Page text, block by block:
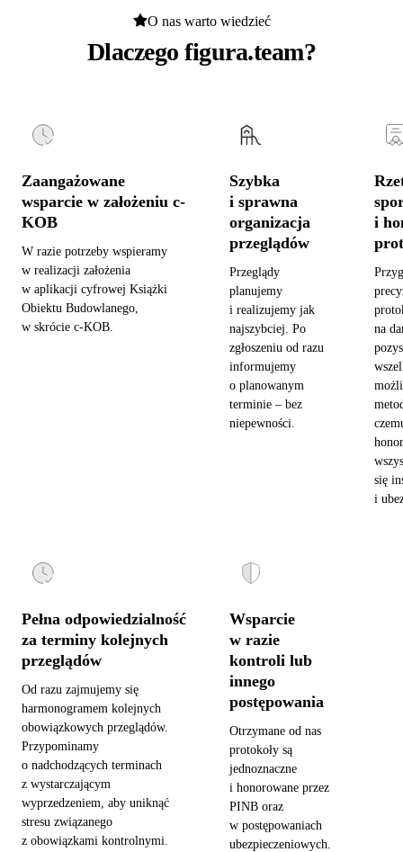
O nas warto wiedzieć
Dlaczego figura.team?
Zaangażowane
wsparcie w założeniu c-
KOB
W razie potrzeby wspieramy
w realizacji założenia
w aplikacji cyfrowej Książki
Obiektu Budowlanego,
w skrócie c-KOB.
Szybka
i sprawna
organizacja
przeglądów
Przeglądy
planujemy
i realizujemy jak
najszybciej. Po
zgłoszeniu od razu
informujemy
o planowanym
terminie – bez
niepewności.
i
na
się
i
Pełna odpowiedzialność
za terminy kolejnych
przeglądów
Od razu zajmujemy się
harmonogramem kolejnych
obowiązkowych przeglądów.
Przypominamy
o nadchodzących terminach
z wystarczającym
wyprzedzeniem, aby uniknąć
stresu związanego
z obowiązkami kontrolnymi.
Wsparcie
w razie
kontroli lub
innego
postępowania
Otrzymane od nas
protokoły są
jednoznaczne
i honorowane przez
PINB oraz
w postępowaniach
ubezpieczeniowych.